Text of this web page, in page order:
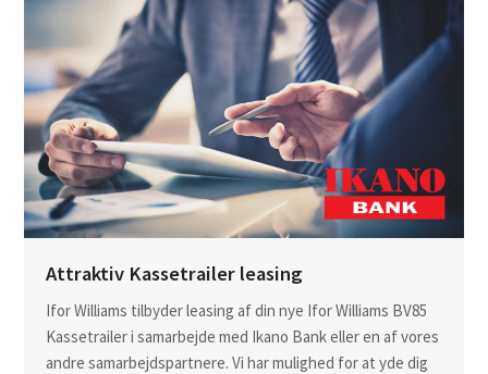
Attraktiv Kassetrailer leasing
Ifor Williams tilbyder leasing af din nye Ifor Williams BV85
Kassetrailer i samarbejde med Ikano Bank eller en af vores
andre samarbejdspartnere. Vi har mulighed for at yde dig